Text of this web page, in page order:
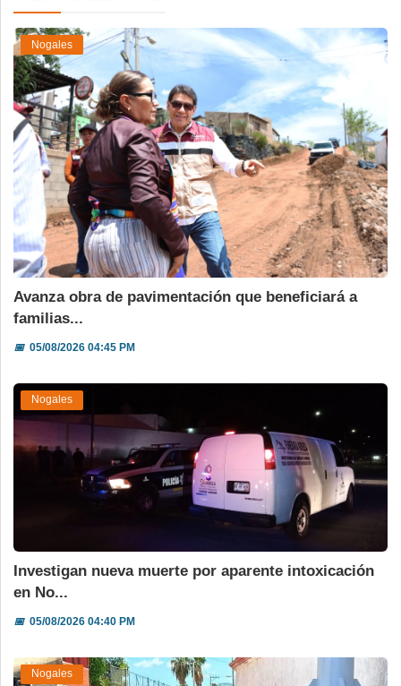
Nogales
Avanza obra de pavimentación que beneficiará a
familias...
📅05/08/2026 04:45 PM
Nogales
Investigan nueva muerte por aparente intoxicación
en No...
📅05/08/2026 04:40 PM
Nogales